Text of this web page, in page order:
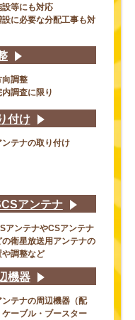
設等にも対応
設に必要な分配工事も対
向調整
調査に限り
付け
ンテナの取り付け
アンテナ
アンテナやCSアンテナ
の衛星放送用アンテナの
や調整など
機器
ンテナの周辺機器（配
ケーブル・ブースター